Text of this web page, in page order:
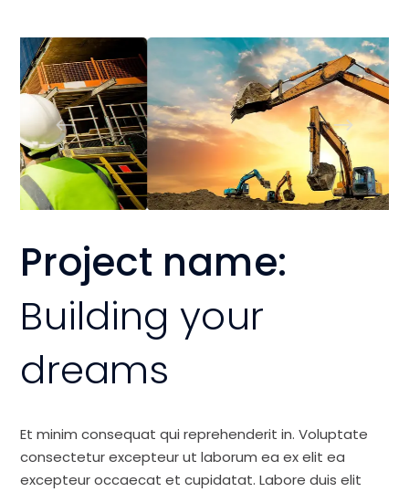
Project name:
Building your
dreams
Et minim consequat qui reprehenderit in. Voluptate
consectetur excepteur ut laborum ea ex elit ea
excepteur occaecat et cupidatat. Labore duis elit